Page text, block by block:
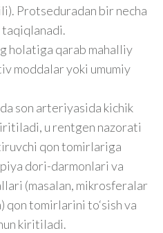
Protseduradan bir necha
holatiga qarab mahalliy
moddalar yoki umumiy
son arteriyasida kichik
u rentgen nazorati
qon tomirlariga
dori-darmonlari va
(masalan, mikrosferalar
qon tomirlarini to‘sish va
kiritiladi.